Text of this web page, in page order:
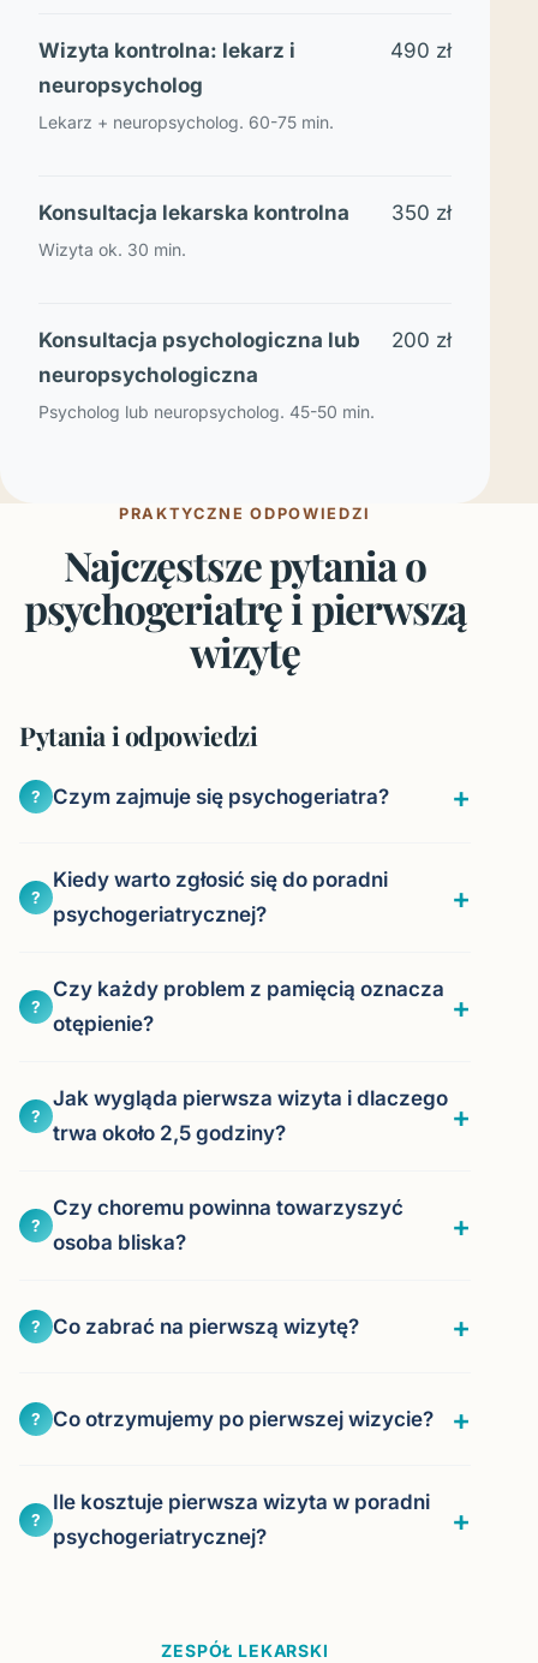
Wizyta kontrolna: lekarz i
neuropsycholog
Lekarz + neuropsycholog. 60-75 min.
490 zł
Konsultacja lekarska kontrolna
Wizyta ok. 30 min.
350 zł
Konsultacja psychologiczna lub
neuropsychologiczna
Psycholog lub neuropsycholog. 45-50 min.
200 zł
PRAKTYCZNE ODPOWIEDZI
Najczęstsze pytania o
psychogeriatrę i pierwszą
wizytę
Pytania i odpowiedzi
? Czym zajmuje się psychogeriatra?
?
Kiedy warto zgłosić się do poradni
psychogeriatrycznej?
?
Czy każdy problem z pamięcią oznacza
otępienie?
?
Jak wygląda pierwsza wizyta i dlaczego
trwa około 2,5 godziny?
?
Czy choremu powinna towarzyszyć
osoba bliska?
? Co zabrać na pierwszą wizytę?
? Co otrzymujemy po pierwszej wizycie?
?
Ile kosztuje pierwsza wizyta w poradni
psychogeriatrycznej?
ZESPÓŁ LEKARSKI